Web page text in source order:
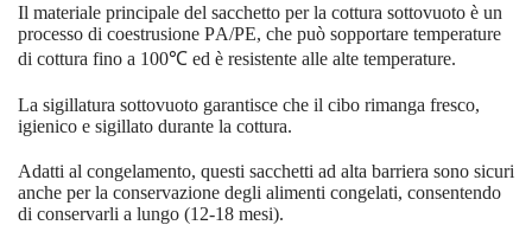
Il materiale principale del sacchetto per la cottura sottovuoto è un
processo di coestrusione PA/PE, che può sopportare temperature
di cottura fino a 100℃ ed è resistente alle alte temperature.
La sigillatura sottovuoto garantisce che il cibo rimanga fresco,
igienico e sigillato durante la cottura.
Adatti al congelamento, questi sacchetti ad alta barriera sono sicuri
anche per la conservazione degli alimenti congelati, consentendo
di conservarli a lungo (12-18 mesi).